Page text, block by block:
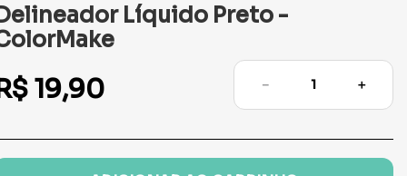
Líquido Preto -
19,90 ＋
－